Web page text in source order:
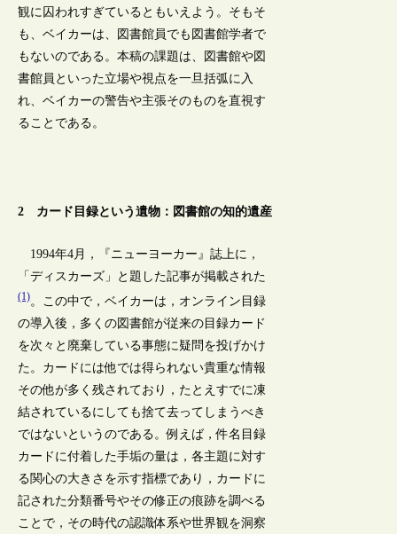
観に囚われすぎているともいえよう。そもそ
も、ベイカーは、図書館員でも図書館学者で
もないのである。本稿の課題は、図書館や図
書館員といった立場や視点を一旦括弧に入
れ、ベイカーの警告や主張そのものを直視す
ることである。
2 カード目録という遺物：図書館の知的遺産
1994年4月，『ニューヨーカー』誌上に，
「ディスカーズ」と題した記事が掲載された
(1)。この中で，ベイカーは，オンライン目録
の導入後，多くの図書館が従来の目録カード
を次々と廃棄している事態に疑問を投げかけ
た。カードには他では得られない貴重な情報
その他が多く残されており，たとえすでに凍
結されているにしても捨て去ってしまうべき
ではないというのである。例えば，件名目録
カードに付着した手垢の量は，各主題に対す
る関心の大きさを示す指標であり，カードに
記された分類番号やその修正の痕跡を調べる
ことで，その時代の認識体系や世界観を洞察